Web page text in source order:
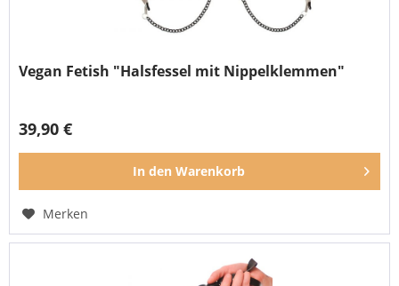
Vegan Fetish "Halsfessel mit Nippelklemmen"
39,90 €
In den Warenkorb
Merken